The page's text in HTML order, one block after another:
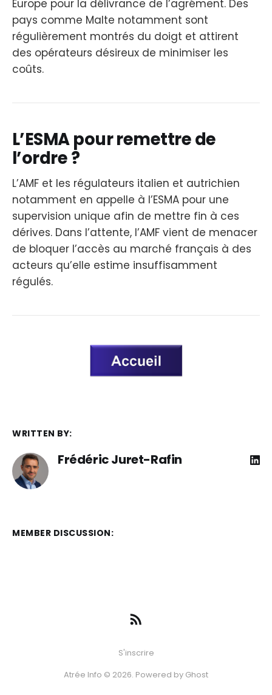
Europe pour la délivrance de l’agrément. Des
pays comme Malte notamment sont
régulièrement montrés du doigt et attirent
des opérateurs désireux de minimiser les
coûts.
L’ESMA pour remettre de
l’ordre ?
L’AMF et les régulateurs italien et autrichien
notamment en appelle à l’ESMA pour une
supervision unique afin de mettre fin à ces
dérives. Dans l’attente, l’AMF vient de menacer
de bloquer l’accès au marché français à des
acteurs qu’elle estime insuffisamment
régulés.
WRITTEN BY:
Frédéric Juret-Rafin
MEMBER DISCUSSION:
S'inscrire
Atrée Info © 2026. Powered by Ghost